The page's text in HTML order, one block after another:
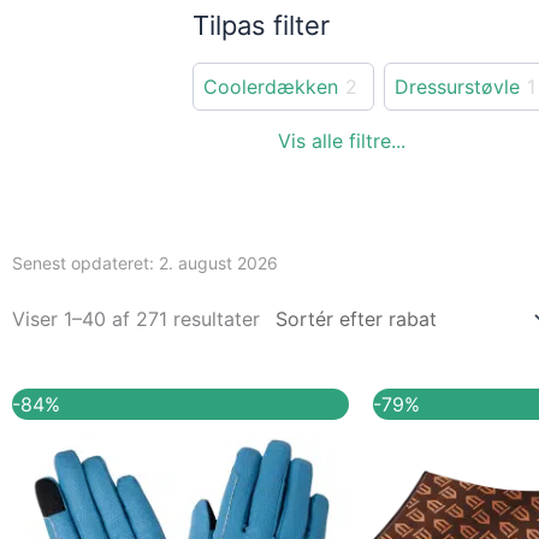
Tilpas filter
Coolerdækken 2 Dressurstøvle 1
Senest opdateret: 2. august 2026
Viser 1–40 af 271 resultater
-84%
oprindelige
299,00 kr..
aktuelle
49,00 kr..
-79%
949,00 kr..